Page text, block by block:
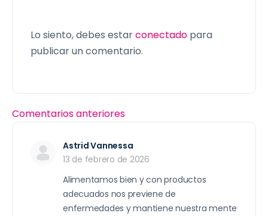
Lo siento, debes estarconectado para
publicar un comentario.
Comentarios anteriores
Astrid Vannessa
13 de febrero de 2026
Alimentamos bien y con productos
adecuados nos previene de
enfermedades y mantiene nuestra mente